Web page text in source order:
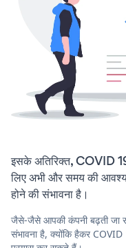
इसके अतिरिक्त, COVID
लिए अभी और समय की
होने की संभावना है।
जैसे-जैसे आपकी कंपनी बढ़ती जा
संभावना है, क्योंकि हैकर COVID